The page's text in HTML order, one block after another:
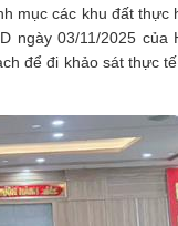
mục các khu đất
ngày 03/11/2025
để đi khảo sát thực